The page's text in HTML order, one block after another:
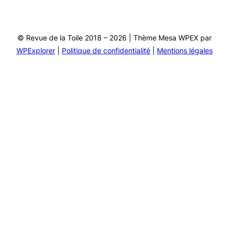
© Revue de la Toile 2018 – 2026 | Thème Mesa WPEX par
WPExplorer
Politique de confidentialité Mentions légales